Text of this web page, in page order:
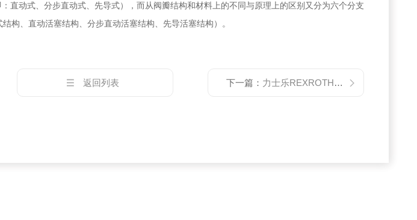
直动式、分步直动式、先导式），而从阀瓣结构和材料上的不同与原理上的区别又分为六个分支
构、直动活塞结构、分步直动活塞结构、先导活塞结构）。
返回列表 下一篇： 力士乐REXROTH比例方向阀